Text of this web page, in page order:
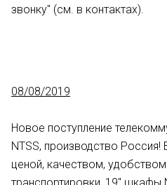
звонку" (см. в контактах).
08/08/2019
Новое поступление
NTSS, производство Россия!
ценой, качеством, удобством
транспортировки, 19" шкафы